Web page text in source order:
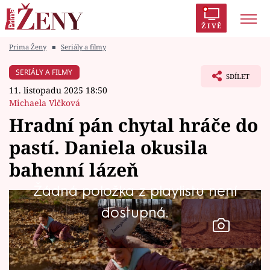
ŽIVĚ
Módní alarm
Témata
Celebrity
Vztahy
Seriály
Prima Ženy ■ Seriály a filmy
SERIÁLY A FILMY
11. listopadu 2025 18:50
Michaela Vlčková
SDÍLET
Hradní pán chytal hráče do
pastí. Daniela okusila
bahenní lázeň
Žádná položka z playlistu není
dostupná.